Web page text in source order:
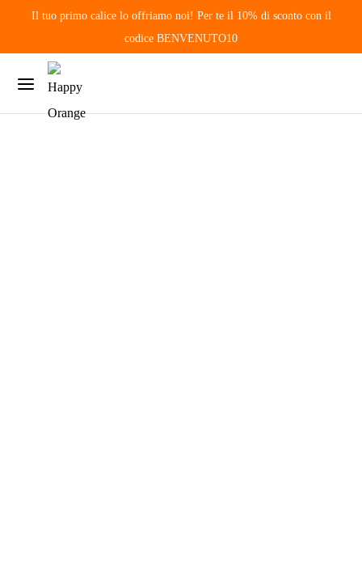
Il tuo primo calice lo offriamo noi! Per te il 10% di sconto con il
codice BENVENUTO10
Happy
Dicembre
2023